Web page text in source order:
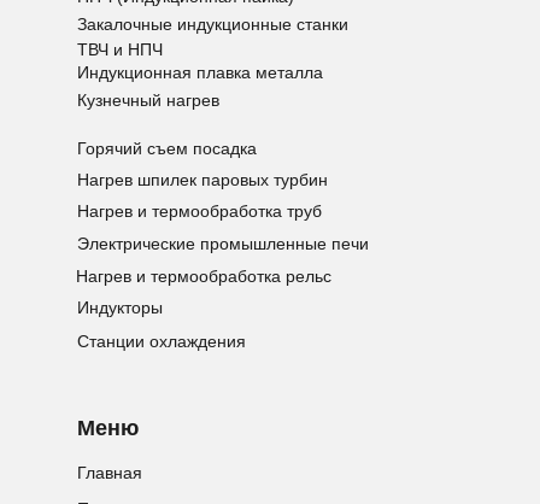
Закалочные индукционные станки
ТВЧ и НПЧ
Индукционная плавка металла
Кузнечный нагрев
Индукторы
Станции охлаждения
Горячий съем посадка
Нагрев шпилек паровых турбин
Нагрев и термообработка труб
Электрические промышленные печи
Нагрев и термообработка рельс
Меню
Главная